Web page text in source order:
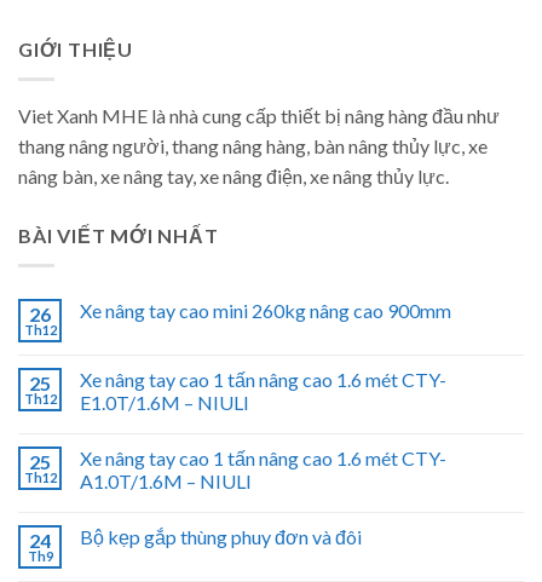
GIỚI THIỆU
Viet Xanh MHE là nhà cung cấp thiết bị nâng hàng đầu như
thang nâng người, thang nâng hàng, bàn nâng thủy lực, xe
nâng bàn, xe nâng tay, xe nâng điện, xe nâng thủy lực.
BÀI VIẾT MỚI NHẤT
26
Th12
Xe nâng tay cao mini 260kg nâng cao 900mm
25
Th12
Xe nâng tay cao 1 tấn nâng cao 1.6 mét CTY-
E1.0T/1.6M – NIULI
25
Th12
Xe nâng tay cao 1 tấn nâng cao 1.6 mét CTY-
A1.0T/1.6M – NIULI
24
Th9
Bộ kẹp gắp thùng phuy đơn và đôi